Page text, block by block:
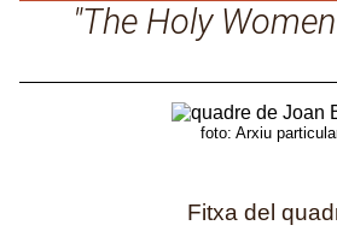
Catàleg d'obres
"The Holy
"The Holy Women"
foto: Arxiu
Fitxa del